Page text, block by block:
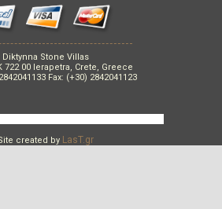
Diktynna Stone Villas
722 00 Ierapetra, Crete, Greece
Fax: (+30) 2842041123
created by LasT.gr